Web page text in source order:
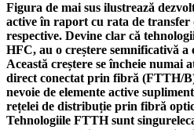
Figura de mai sus ilustrează
active în raport cu rata de transfer
respective. Devine clar că
HFC, au o creștere semnificativă a
Această creștere se încheie numai
direct conectat prin fibră (FTTH/
nevoie de elemente active
rețelei de distribuție prin fibră
Tehnologiile FTTH sunt